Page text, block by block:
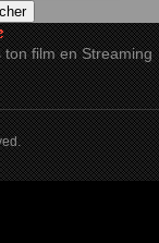
ton film en Streaming